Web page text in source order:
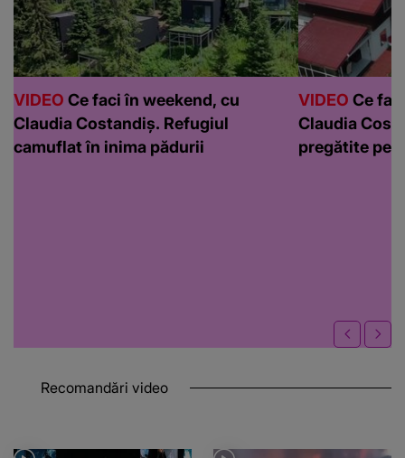
VIDEO Ce faci în weekend, cu
Claudia Costandiș. Refugiul
camuflat în inima pădurii
VIDEO Ce
Claudia
pregătite
Recomandări video